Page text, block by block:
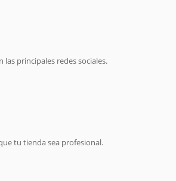
principales redes sociales.
tu tienda sea profesional.